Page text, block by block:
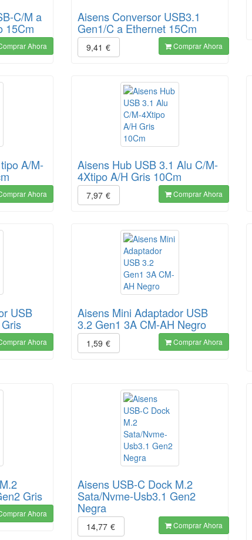
C/M a
15Cm
Ahora
Aisens Conversor USB3.1
Gen1/C a Ethernet 15Cm
9,41 € Comprar Ahora
A/M-
Ahora
Aisens Hub USB 3.1 Alu C/M-
4Xtipo A/H Gris 10Cm
7,97 € Comprar Ahora
USB
Ahora
Aisens Mini Adaptador USB
3.2 Gen1 3A CM-AH Negro
1,59 € Comprar Ahora
Gris
Ahora
Aisens USB-C Dock M.2
Sata/Nvme-Usb3.1 Gen2
Negra
14,77 € Comprar Ahora